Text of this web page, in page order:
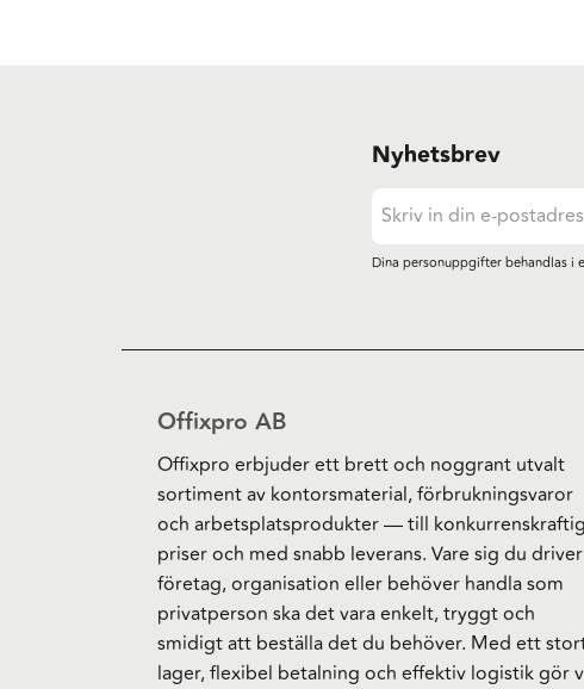
Nyhetsbrev
Dina personuppgifter behandlas i
Offixpro AB
Offixpro erbjuder ett brett och noggrant utvalt
sortiment av kontorsmaterial, förbrukningsvaror
och arbetsplatsprodukter — till
priser och med snabb leverans. Vare sig du driver
företag, organisation eller behöver handla som
privatperson ska det vara enkelt, tryggt och
smidigt att beställa det du behöver. Med ett
lager, flexibel betalning och effektiv logistik gör